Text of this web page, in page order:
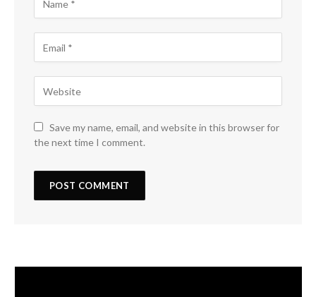
Save my name, email, and website in this browser for
the next time I comment.